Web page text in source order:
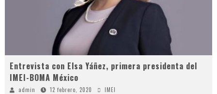
Entrevista con Elsa Yáñez, primera presidenta del
IMEI-BOMA México
admin 12 febrero, 2020 IMEI